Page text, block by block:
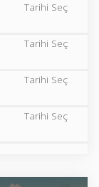
Tarihi Seç
Tarihi Seç
Tarihi Seç
Tarihi Seç